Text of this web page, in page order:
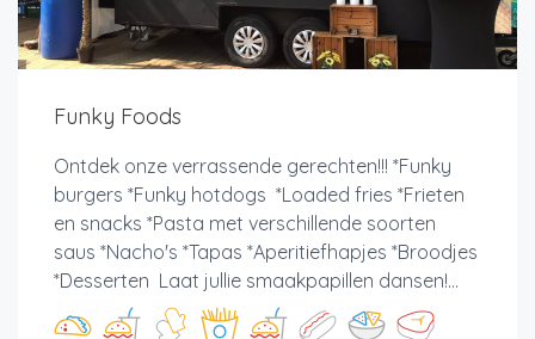
Funky Foods
Ontdek onze verrassende gerechten!!! *Funky
burgers *Funky hotdogs *Loaded fries *Frieten
en snacks *Pasta met verschillende soorten
saus *Nacho's *Tapas *Aperitiefhapjes *Broodjes
*Desserten Laat jullie smaakpapillen dansen!...